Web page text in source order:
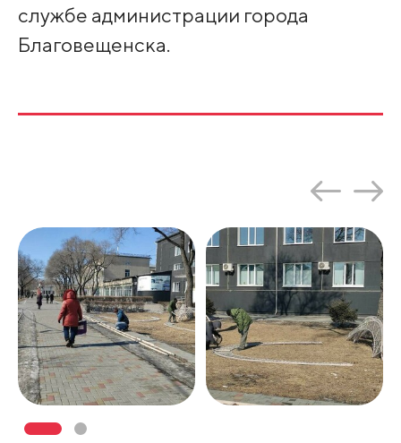
службе администрации города
Благовещенска.